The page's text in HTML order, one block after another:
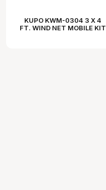
KUPO KWM-0304 3 X 4
FT. WIND NET MOBILE KIT